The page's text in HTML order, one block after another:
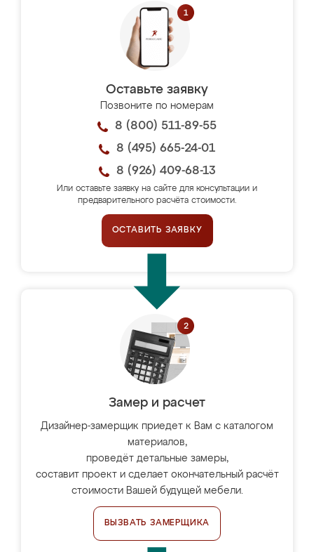
Оставьте заявку
Позвоните по номерам
8 (800) 511-89-55
8 (495) 665-24-01
8 (926) 409-68-13
Или оставьте заявку на сайте для консультации и
предварительного расчёта стоимости.
ОСТАВИТЬ ЗАЯВКУ
Замер и расчет
Дизайнер-замерщик приедет к Вам с каталогом
материалов,
проведёт детальные замеры,
составит проект и сделает окончательный расчёт
стоимости Вашей будущей мебели.
ВЫЗВАТЬ ЗАМЕРЩИКА